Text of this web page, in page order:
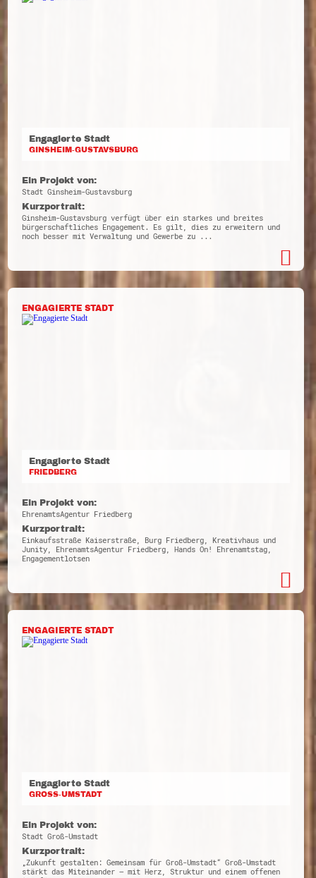
Engagierte Stadt
GINSHEIM-GUSTAVSBURG
Ein Projekt von:
Stadt Ginsheim-Gustavsburg
Kurzportrait:
Ginsheim-Gustavsburg verfügt über ein starkes und breites
bürgerschaftliches Engagement. Es gilt, dies zu erweitern und
noch besser mit Verwaltung und Gewerbe zu ...
ENGAGIERTE STADT
Engagierte Stadt
FRIEDBERG
Ein Projekt von:
EhrenamtsAgentur Friedberg
Kurzportrait:
Einkaufsstraße Kaiserstraße, Burg Friedberg, Kreativhaus und
Junity, EhrenamtsAgentur Friedberg, Hands On! Ehrenamtstag,
Engagementlotsen
ENGAGIERTE STADT
Engagierte Stadt
GROSS-UMSTADT
Ein Projekt von:
Stadt Groß-Umstadt
Kurzportrait:
„Zukunft gestalten: Gemeinsam für Groß-Umstadt“ Groß-Umstadt
stärkt das Miteinander – mit Herz, Struktur und einem offenen